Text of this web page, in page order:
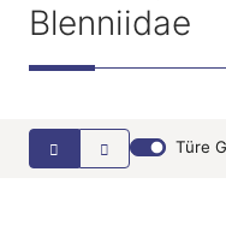
Blenniidae
Türe
Horozbina